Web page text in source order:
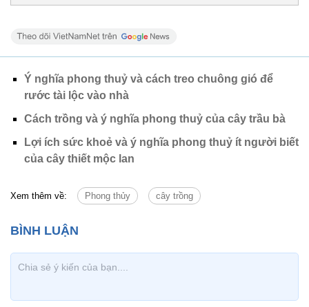
Ý nghĩa phong thuỷ và cách treo chuông gió để
rước tài lộc vào nhà
Cách trồng và ý nghĩa phong thuỷ của cây trầu bà
Lợi ích sức khoẻ và ý nghĩa phong thuỷ ít người biết
của cây thiết mộc lan
Xem thêm về: Phong thủy cây trồng